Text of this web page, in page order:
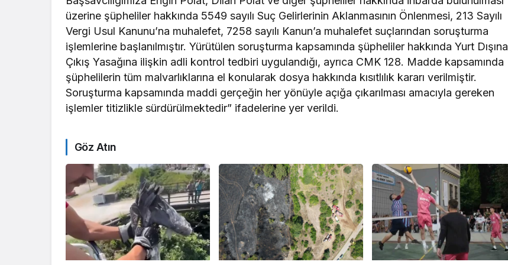
üzerine şüpheliler hakkında 5549 sayılı Suç Gelirlerinin Aklanmasının Önlenmesi, 213 Sayılı
Vergi Usul Kanunu’na muhalefet, 7258 sayılı Kanun’a muhalefet suçlarından soruşturma
işlemlerine başlanılmıştır. Yürütülen soruşturma kapsamında şüpheliler hakkında Yurt Dışına
Çıkış Yasağına ilişkin adli kontrol tedbiri uygulandığı, ayrıca CMK 128. Madde kapsamında
şüphelilerin tüm malvarlıklarına el konularak dosya hakkında kısıtlılık kararı verilmiştir.
Soruşturma kapsamında maddi gerçeğin her yönüyle açığa çıkarılması amacıyla gereken
işlemler titizlikle sürdürülmektedir” ifadelerine yer verildi.
Göz Atın